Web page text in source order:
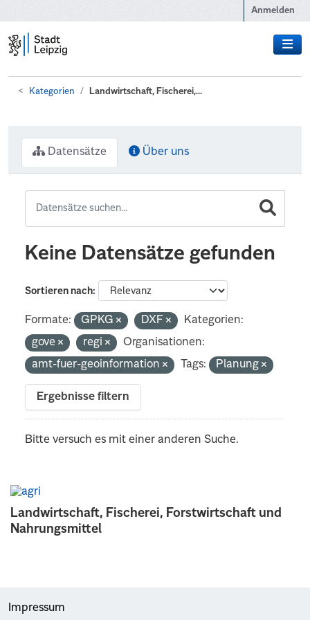
Anmelden
Kategorien Landwirtschaft, Fischerei,...
Landwirtschaft, Fischerei, Forstwirtschaft und
Nahrungsmittel
Datensätze Über uns
Keine Datensätze gefunden
Sortieren nach
Formate: GPKG DXF
Kategorien:
gove
regi
Organisationen:
amt-fuer-geoinformation
Tags: Planung
Ergebnisse filtern
Bitte versuch es mit einer anderen Suche.
Impressum